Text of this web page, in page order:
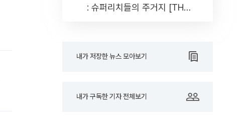
: 슈퍼리치들의 주거지 [THE
내가 저장한 뉴스 모아보기
내가 구독한 기자 전체보기